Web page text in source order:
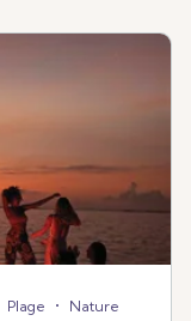
Plage • Nature